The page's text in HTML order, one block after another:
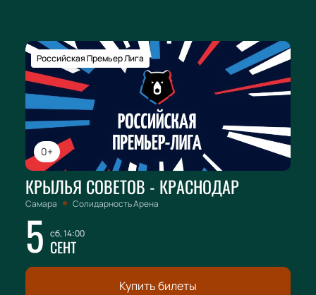
0+
Российская Премьер Лига
КРЫЛЬЯ СОВЕТОВ - КРАСНОДАР
Самара Солидарность Арена
5 сб, 14:00
СЕНТ
Купить билеты